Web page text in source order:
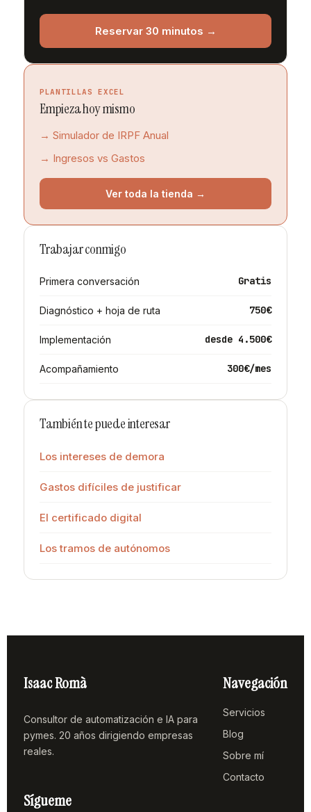
Reservar 30 minutos →
PLANTILLAS EXCEL
Empieza hoy mismo
→ Simulador de IRPF Anual
→ Ingresos vs Gastos
Ver toda la tienda →
Trabajar conmigo
Primera conversación Gratis
Diagnóstico + hoja de ruta 750€
Implementación desde 4.500€
Acompañamiento 300€/mes
También te puede interesar
Los intereses de demora
Gastos difíciles de justificar
El certificado digital
Los tramos de autónomos
Isaac Romà
Consultor de automatización e IA para
pymes. 20 años dirigiendo empresas
reales.
Navegación
Servicios
Blog
Sobre mí
Contacto
Sígueme